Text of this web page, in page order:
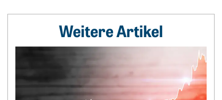
Weitere Artikel